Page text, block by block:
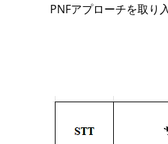
PNFアプローチを取り